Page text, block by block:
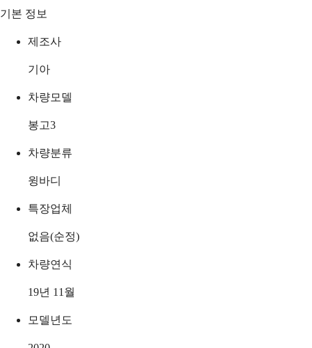
기본 정보
제조사
기아
차량모델
봉고3
차량분류
윙바디
특장업체
없음(순정)
차량연식
19년 11월
모델년도